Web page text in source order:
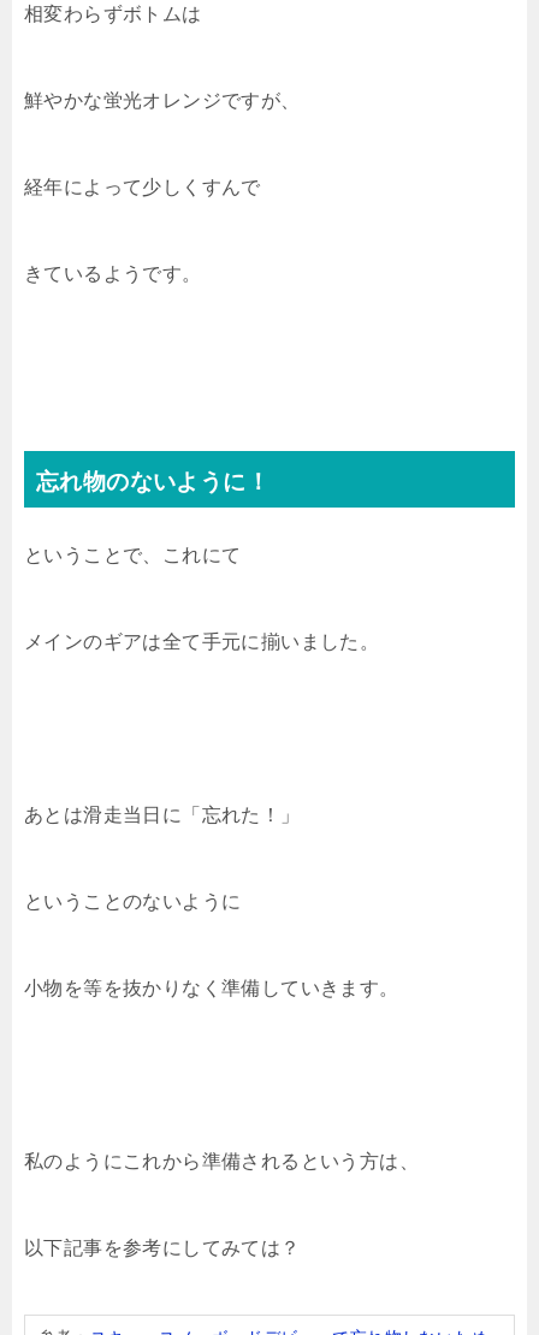
相変わらずボトムは
鮮やかな蛍光オレンジですが、
経年によって少しくすんで
きているようです。
忘れ物のないように！
ということで、これにて
メインのギアは全て手元に揃いました。
あとは滑走当日に「忘れた！」
ということのないように
小物を等を抜かりなく準備していきます。
私のようにこれから準備されるという方は、
以下記事を参考にしてみては？